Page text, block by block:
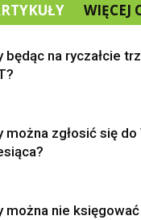
WIĘCEJ
będąc na ryczałcie
można zgłosić się
można nie